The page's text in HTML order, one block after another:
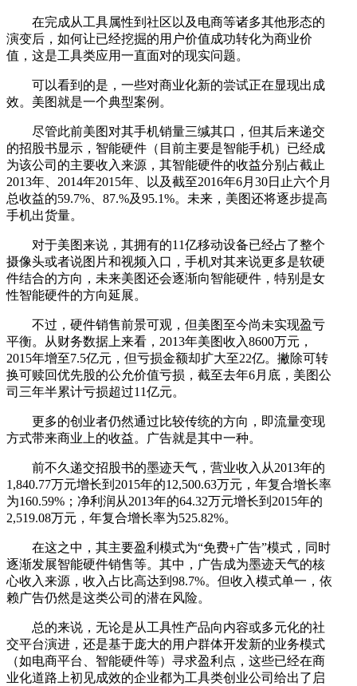
在完成从工具属性到社区以及电商等诸多其他形态的
演变后，如何让已经挖掘的用户价值成功转化为商业价
值，这是工具类应用一直面对的现实问题。
可以看到的是，一些对商业化新的尝试正在显现出成
效。美图就是一个典型案例。
尽管此前美图对其手机销量三缄其口，但其后来递交
的招股书显示，智能硬件（目前主要是智能手机）已经成
为该公司的主要收入来源，其智能硬件的收益分别占截止
2013年、2014年2015年、以及截至2016年6月30日止六个月
总收益的59.7%、87.%及95.1%。未来，美图还将逐步提高
手机出货量。
对于美图来说，其拥有的11亿移动设备已经占了整个
摄像头或者说图片和视频入口，手机对其来说更多是软硬
件结合的方向，未来美图还会逐渐向智能硬件，特别是女
性智能硬件的方向延展。
不过，硬件销售前景可观，但美图至今尚未实现盈亏
平衡。从财务数据上来看，2013年美图收入8600万元，
2015年增至7.5亿元，但亏损金额却扩大至22亿。撇除可转
换可赎回优先股的公允价值亏损，截至去年6月底，美图公
司三年半累计亏损超过11亿元。
更多的创业者仍然通过比较传统的方向，即流量变现
方式带来商业上的收益。广告就是其中一种。
前不久递交招股书的墨迹天气，营业收入从2013年的
1,840.77万元增长到2015年的12,500.63万元，年复合增长率
为160.59%；净利润从2013年的64.32万元增长到2015年的
2,519.08万元，年复合增长率为525.82%。
在这之中，其主要盈利模式为“免费+广告”模式，同时
逐渐发展智能硬件销售等。其中，广告成为墨迹天气的核
心收入来源，收入占比高达到98.7%。但收入模式单一，依
赖广告仍然是这类公司的潜在风险。
总的来说，无论是从工具性产品向内容或多元化的社
交平台演进，还是基于庞大的用户群体开发新的业务模式
（如电商平台、智能硬件等）寻求盈利点，这些已经在商
业化道路上初见成效的企业都为工具类创业公司给出了启